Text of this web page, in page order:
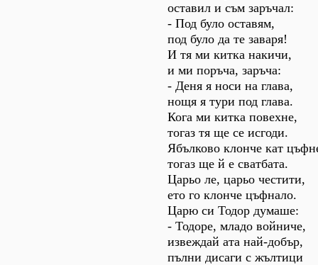
оставил и съм заръчал:
- Под було оставям,
под було да те заваря!
И тя ми китка накичи,
и ми поръча, заръча:
- Деня я носи на глава,
нощя я тури под глава.
Кога ми китка повехне,
тогаз тя ще се исгоди.
Ябълково клонче кат
тогаз ще й е сватбата.
Царьо ле, царьо честити,
ето го клонче цъфнало.
Царю си Тодор думаше:
- Тодоре, младо войниче,
извеждай ата най-добър,
пълни дисаги с жълтици